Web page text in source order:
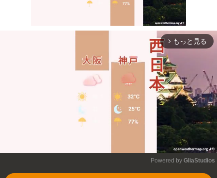
Mute
arrow_forward_ios もっと見る
Powered by GliaStudios